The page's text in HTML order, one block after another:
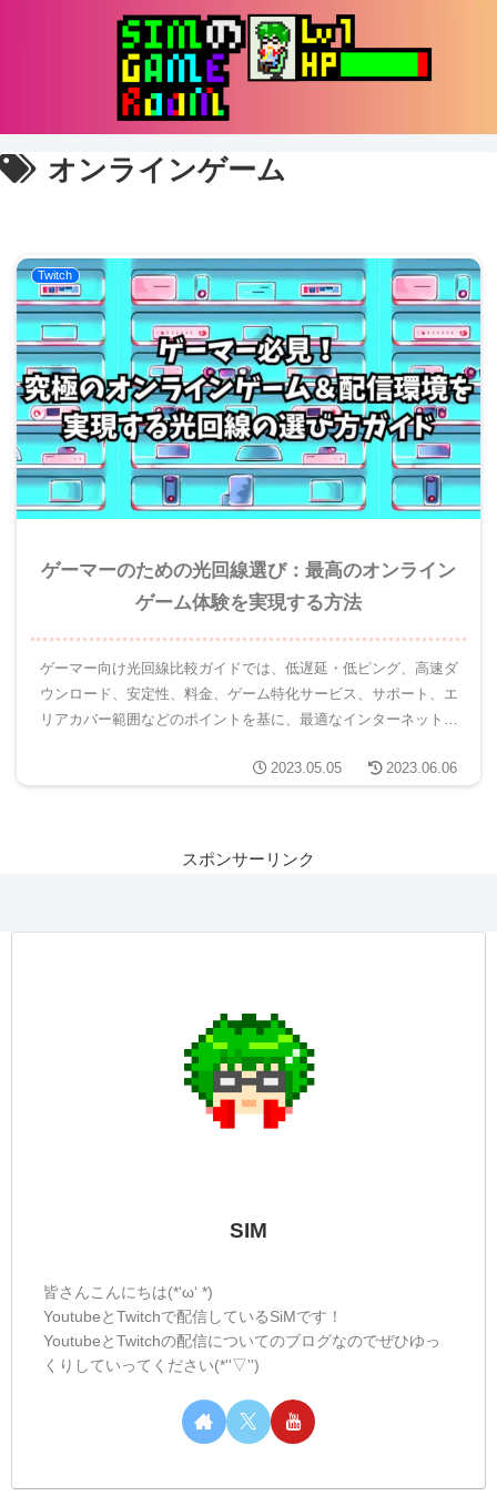
オンラインゲーム
Twitch
ゲーマーのための光回線選び：最高のオンライン
ゲーム体験を実現する方法
ゲーマー向け光回線比較ガイドでは、低遅延・低ピング、高速ダ
ウンロード、安定性、料金、ゲーム特化サービス、サポート、エ
リアカバー範囲などのポイントを基に、最適なインターネット回
イフをお楽しみください。
2023.05.05 2023.06.06
スポンサーリンク
SIM
皆さんこんにちは(*‘ω‘ *)
YoutubeとTwitchで配信しているSiMです！
YoutubeとTwitchの配信についてのブログなのでぜひゆっ
くりしていってください(*''▽'')